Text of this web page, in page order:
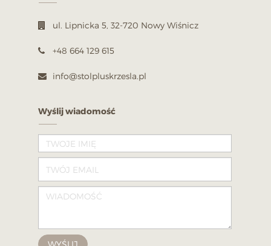
ul. Lipnicka 5, 32-720 Nowy Wiśnicz
+48 664 129 615
info@stolpluskrzesla.pl
Wyślij wiadomość